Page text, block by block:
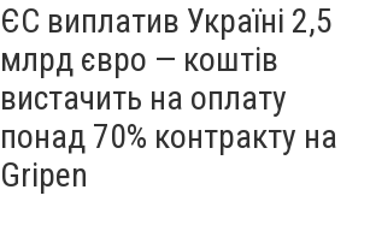
ЄС виплатив Україні 2,5
млрд євро — коштів
вистачить на оплату
понад 70% контракту на
Gripen